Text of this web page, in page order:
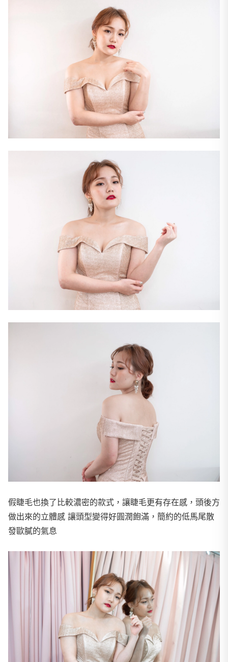
假睫毛也換了比較濃密的款式，讓睫毛更有存在感，頭後方
做出來的立體感 讓頭型變得好圓潤飽滿，簡約的低馬尾散
發歐膩的氣息